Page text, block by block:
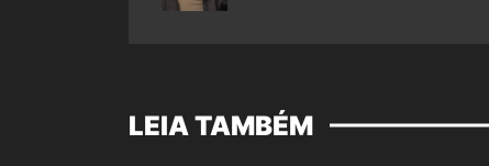
LEIA TAMBÉM